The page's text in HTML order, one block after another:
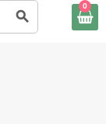
search
0